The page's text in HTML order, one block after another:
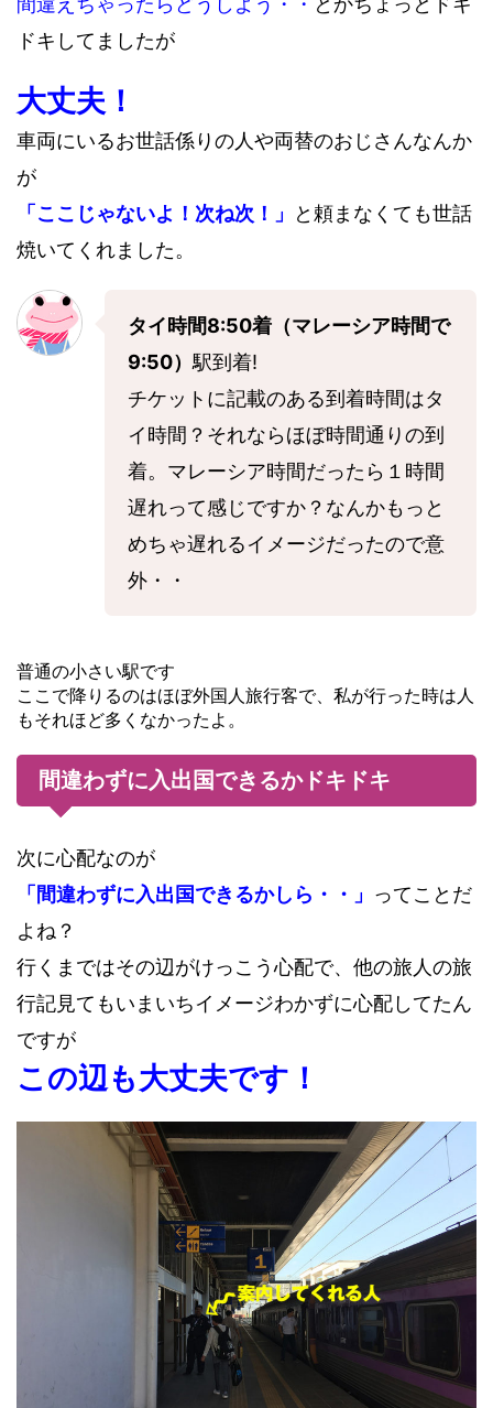
ドキしてましたが
大丈夫！
車両にいるお世話係りの人や両替のおじさんなんか
が
「ここじゃないよ！次ね次！」
と頼まなくても世話
焼いてくれました。
タイ時間8:50着（マレーシア時間で
9:50） 駅到着!
チケットに記載のある到着時間はタ
イ時間？それならほぼ時間通りの到
着。マレーシア時間だったら１時間
遅れって感じですか？なんかもっと
めちゃ遅れるイメージだったので意
外・・
普通の小さい駅です
ここで降りるのはほぼ外国人旅行客で、私が行った時は人
もそれほど多くなかったよ。
間違わずに入出国できるかドキドキ
次に心配なのが
「間違わずに入出国できるかしら・・」 ってことだ
よね？
行くまではその辺がけっこう心配で、他の旅人の旅
行記見てもいまいちイメージわかずに心配してたん
ですが
この辺も大丈夫です！